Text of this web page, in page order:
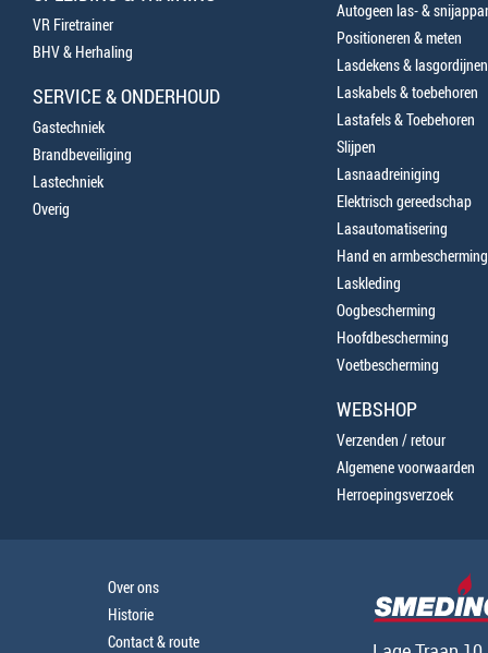
VR Firetrainer
BHV & Herhaling
SERVICE & ONDERHOUD
Gastechniek
Brandbeveiliging
Lastechniek
Overig
Autogeen las- &
Positioneren & meten
Lasdekens & lasgordijnen
Laskabels & toebehoren
Lastafels & Toebehoren
Slijpen
Lasnaadreiniging
Elektrisch gereedschap
Lasautomatisering
Hand en armbescherming
Laskleding
Oogbescherming
Hoofdbescherming
Voetbescherming
WEBSHOP
Verzenden / retour
Algemene voorwaarden
Herroepingsverzoek
Over ons
Historie
Contact & route